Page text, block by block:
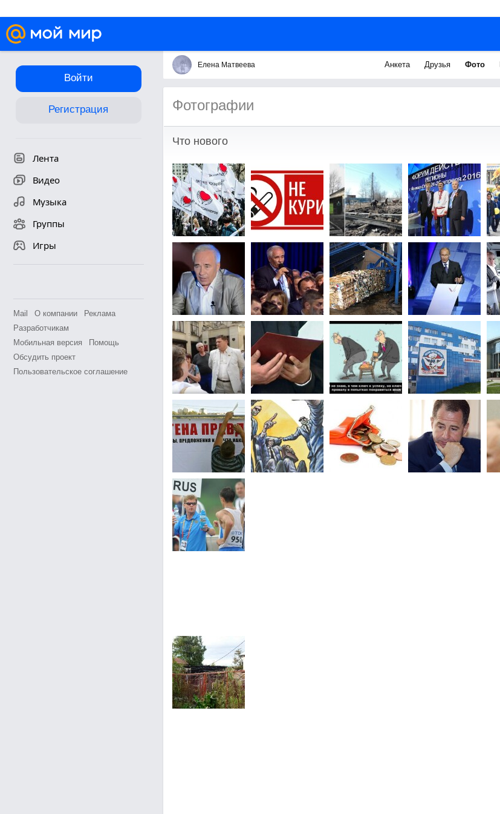
Войти
Регистрация
Лента
Видео
Музыка
Группы
Игры
Mail О компании
Реклама
Разработчикам
Мобильная версия
Помощь
Обсудить проект
Пользовательское соглашение
Елена Матвеева Анкета Друзья Фото
Фотографии
Что нового